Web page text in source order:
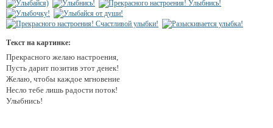
Текст на картинке:
Прекрасного желаю настроения,
Пусть дарит позитив этот денек!
Желаю, чтобы каждое мгновение
Несло тебе лишь радости поток!
Улыбнись!